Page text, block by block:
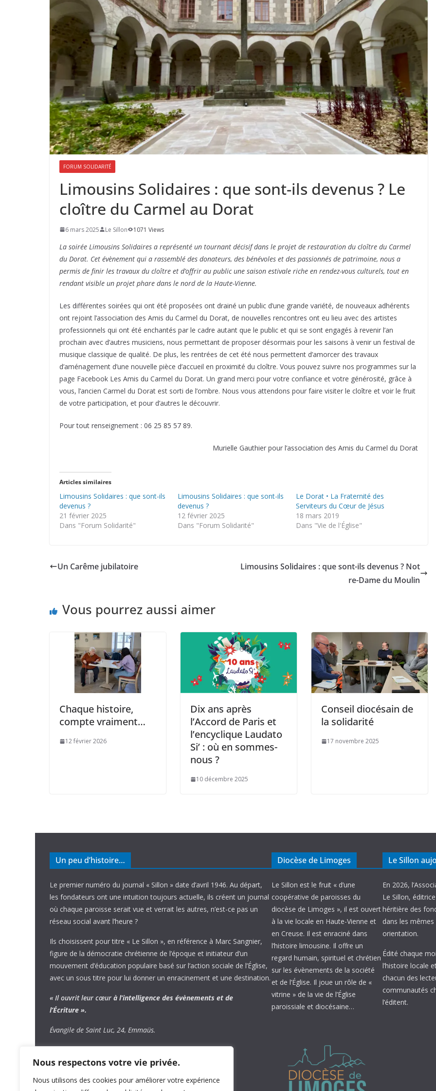
Nous respectons votre vie privée.
Nous utilisons des cookies pour améliorer votre expérience
FORUM SOLIDARITÉ
Limousins Solidaires : que sont-ils devenus ? Le
cloître du Carmel au Dorat
6 mars 2025 Le Sillon 1071 Views
La soirée Limousins Solidaires a représenté un tournant décisif dans le projet de restauration du cloître du Carmel
du Dorat. Cet évènement qui a rassemblé des donateurs, des bénévoles et des passionnés de patrimoine, nous a
permis de finir les travaux du cloître et d’offrir au public une saison estivale riche en rendez-vous culturels, tout en
rendant visible un projet phare dans le nord de la Haute-Vienne.
Les différentes soirées qui ont été proposées ont drainé un public d’une grande variété, de nouveaux adhérents
ont rejoint l’association des Amis du Carmel du Dorat, de nouvelles rencontres ont eu lieu avec des artistes
professionnels qui ont été enchantés par le cadre autant que le public et qui se sont engagés à revenir l’an
prochain avec d’autres musiciens, nous permettant de proposer désormais pour les saisons à venir un festival de
musique classique de qualité. De plus, les rentrées de cet été nous permettent d’amorcer des travaux
d’aménagement d’une nouvelle pièce d’accueil en proximité du cloître. Vous pouvez suivre nos programmes sur la
page Facebook Les Amis du Carmel du Dorat. Un grand merci pour votre confiance et votre générosité, grâce à
vous, l’ancien Carmel du Dorat est sorti de l’ombre. Nous vous attendons pour faire visiter le cloître et voir le fruit
de votre participation, et pour d’autres le découvrir.
Pour tout renseignement : 06 25 85 57 89.
Murielle Gauthier pour l’association des Amis du Carmel du Dorat
Articles similaires
Limousins Solidaires : que sont-ils
devenus ?
21 février 2025
Dans "Forum Solidarité"
Limousins Solidaires : que sont-ils
devenus ?
12 février 2025
Dans "Forum Solidarité"
Le Dorat • La Fraternité des
Serviteurs du Cœur de Jésus
18 mars 2019
Dans "Vie de l'Église"
Un Carême jubilatoire
Limousins Solidaires : que sont-ils devenus ? Not
re-Dame du Moulin
Vous pourrez aussi aimer
Chaque histoire,
compte vraiment…
12 février 2026
Dix ans après
l’Accord de Paris et
l’encyclique Laudato
Si’ : où en sommes-
nous ?
10 décembre 2025
Conseil diocésain de
la solidarité
17 novembre 2025
Un peu d’histoire…
Le premier numéro du journal « Sillon » date d’avril 1946. Au départ,
les fondateurs ont une intuition toujours actuelle, ils créent un journal
où chaque paroisse serait vue et verrait les autres, n’est-ce pas un
réseau social avant l’heure ?
Ils choisissent pour titre « Le Sillon », en référence à Marc Sangnier,
figure de la démocratie chrétienne de l’époque et initiateur d’un
mouvement d’éducation populaire basé sur l’action sociale de l’Église,
avec un sous titre pour lui donner un enracinement et une destination.
« Il ouvrit leur cœur à l’intelligence des évènements et de
l’Écriture ».
Évangile de Saint Luc, 24, Emmaüs.
Diocèse de Limoges
Le Sillon est le fruit « d’une
coopérative de paroisses du
diocèse de Limoges », il est ouvert
à la vie locale en Haute-Vienne et
en Creuse. Il est enraciné dans
l’histoire limousine. Il offre un
regard humain, spirituel et chrétien
sur les évènements de la société
et de l’Église. Il joue un rôle de «
vitrine » de la vie de l’Église
paroissiale et diocésaine…
Le Sillon
En 2026,
Le Sillon,
héritière des
dans les
orientation.
Édité chaque
l’histoire locale
chacun des
communautés
l’éditent.